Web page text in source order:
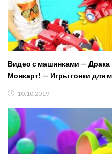
Видео с машинками —
Монкарт! — Игры гонки для
10.10.2019